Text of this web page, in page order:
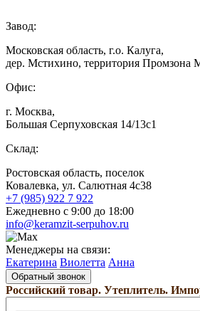
Завод:
Московская область, г.о. Калуга,
дер. Мстихино, территория Промзона
Офис:
г. Москва,
Большая Серпуховская 14/13с1
Склад:
Ростовская область, поселок
Ковалевка, ул. Салютная 4с38
+7 (985) 922 7 922
Ежедневно с 9:00 до 18:00
info@keramzit-serpuhov.ru
Менеджеры на связи:
Екатерина Виолетта Анна
Обратный звонок
Российский товар. Утеплитель.